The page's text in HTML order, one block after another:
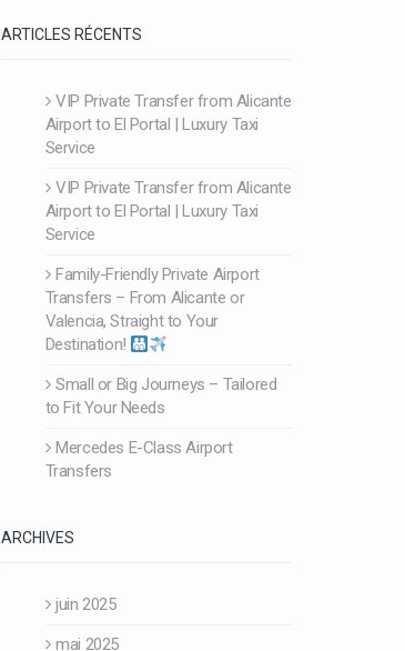
ARTICLES RÉCENTS
VIP Private Transfer from Alicante
Airport to El Portal | Luxury Taxi
Service
VIP Private Transfer from Alicante
Airport to El Portal | Luxury Taxi
Service
Family-Friendly Private Airport
Transfers – From Alicante or
Valencia, Straight to Your
Destination!
Small or Big Journeys – Tailored
to Fit Your Needs
Mercedes E-Class Airport
Transfers
ARCHIVES
juin 2025
mai 2025